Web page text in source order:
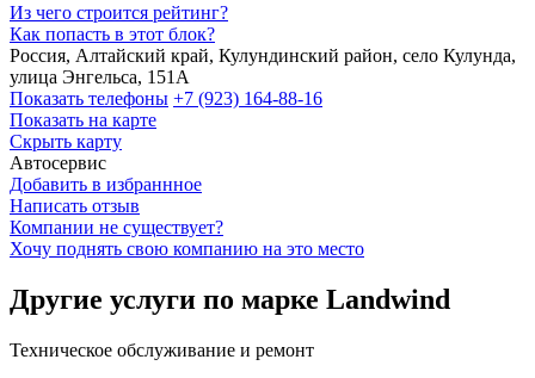
Из чего строится рейтинг?
Как попасть в этот блок?
Россия, Алтайский край, Кулундинский район, село Кулунда,
улица Энгельса, 151А
Показать телефоны +7 (923) 164-88-16
Показать на карте
Скрыть карту
Автосервис
Добавить в избраннное
Написать отзыв
Компании не существует?
Хочу поднять свою компанию на это место
Другие услуги по марке Landwind
Техническое обслуживание и ремонт